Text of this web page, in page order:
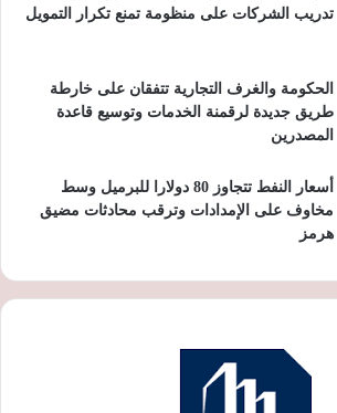
تدريب الشركات على منظومة تمنع تكرار التمويل
الحكومة والغرف التجارية تتفقان على خارطة
طريق جديدة لرقمنة الخدمات وتوسيع قاعدة
المصدرين
أسعار النفط تتجاوز 80 دولارا للبرميل وسط
مخاوف على الإمدادات وترقب محادثات مضيق
هرمز